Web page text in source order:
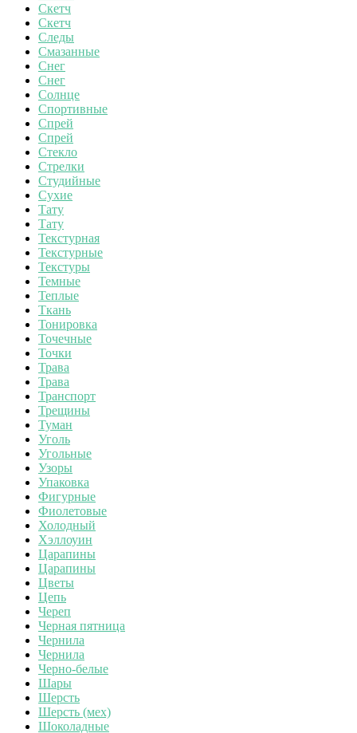
Скетч
Скетч
Следы
Смазанные
Снег
Снег
Солнце
Спортивные
Спрей
Спрей
Стекло
Стрелки
Студийные
Сухие
Тату
Тату
Текстурная
Текстурные
Текстуры
Темные
Теплые
Ткань
Тонировка
Точечные
Точки
Трава
Трава
Транспорт
Трещины
Туман
Уголь
Угольные
Узоры
Упаковка
Фигурные
Фиолетовые
Холодный
Хэллоуин
Царапины
Царапины
Цветы
Цепь
Череп
Черная пятница
Чернила
Чернила
Черно-белые
Шары
Шерсть
Шерсть (мех)
Шоколадные